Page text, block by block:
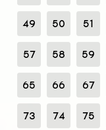
49 50 51
57 58 59
65 66 67
73 74 75